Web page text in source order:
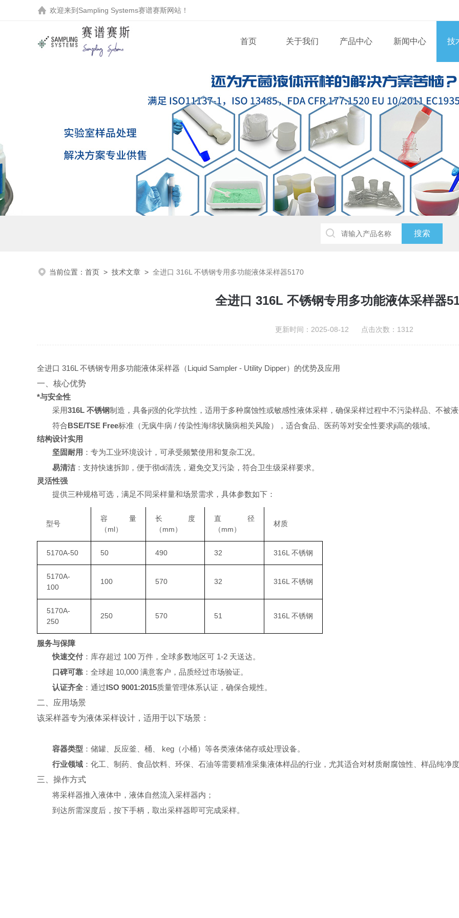
欢迎来到 Sampling Systems赛谱赛斯网站！
首页 关于我们 产品中心 新闻中心 技
当前位置： 首页 > 技术文章 > 全进口 316L 不锈钢专用多功能液体采样器5170
全进口 316L 不锈钢专用多功能液体采样器
更新时间：2025-08-12 点击次数：1312
全进口 316L 不锈钢专用多功能液体采样器（Liquid Sampler - Utility Dipper）的优势及应用
一、核心优势
*与安全性
采用316L 不锈钢制造，具备ji强的化学抗性，适用于多种腐蚀性或敏感性液体采样，确保采样过程中不污染样品、不被
符合BSE/TSE Free标准（无疯牛病 / 传染性海绵状脑病相关风险），适合食品、医药等对安全性要求ji高的领域。
结构设计实用
坚固耐用 ：专为工业环境设计，可承受频繁使用和复杂工况。
易清洁：支持快速拆卸，便于彻di清洗，避免交叉污染，符合卫生级采样要求。
灵活性强
提供三种规格可选，满足不同采样量和场景需求，具体参数如下：
型号
容量
（ml）
长度
（mm）
直径
（mm）
材质
5170A-50 50 490 32 316L 不锈钢
5170A-
100
100 570 32 316L 不锈钢
5170A-
250
250 570 51 316L 不锈钢
服务与保障
快速交付 ：库存超过 100 万件，全球多数地区可 1-2 天送达。
口碑可靠 ：全球超 10,000 满意客户，品质经过市场验证。
认证齐全 ：通过ISO 9001:2015质量管理体系认证，确保合规性。
二、应用场景
该采样器专为液体采样设计，适用于以下场景：
容器类型 ：储罐、反应釜、桶、 keg（小桶）等各类液体储存或处理设备。
行业领域 ：化工、制药、食品饮料、环保、石油等需要精准采集液体样品的行业，尤其适合对材质耐腐蚀性、样品纯净
三、操作方式
将采样器推入液体中，液体自然流入采样器内；
到达所需深度后，按下手柄，取出采样器即可完成采样。